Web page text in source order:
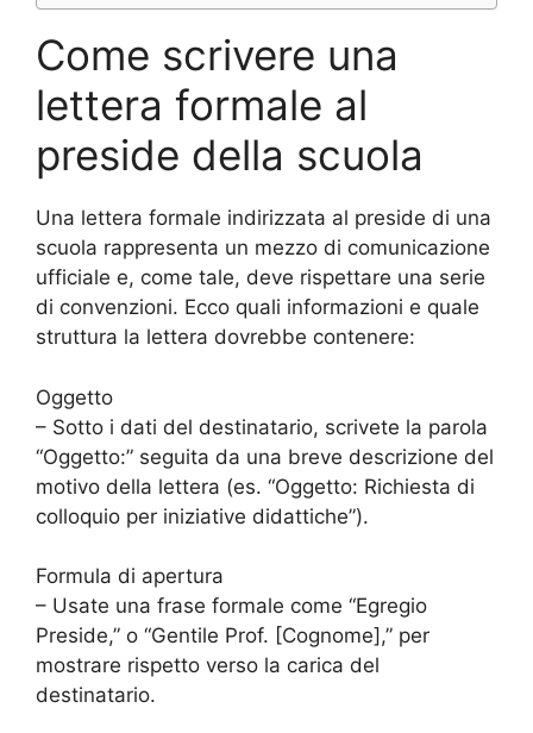
Come scrivere una
lettera formale al
preside della scuola
Una lettera formale indirizzata al preside di una
scuola rappresenta un mezzo di comunicazione
ufficiale e, come tale, deve rispettare una serie
di convenzioni. Ecco quali informazioni e quale
struttura la lettera dovrebbe contenere:
Oggetto
– Sotto i dati del destinatario, scrivete la parola
“Oggetto:” seguita da una breve descrizione del
motivo della lettera (es. “Oggetto: Richiesta di
colloquio per iniziative didattiche”).
Formula di apertura
– Usate una frase formale come “Egregio
Preside,” o “Gentile Prof. [Cognome],” per
mostrare rispetto verso la carica del
destinatario.